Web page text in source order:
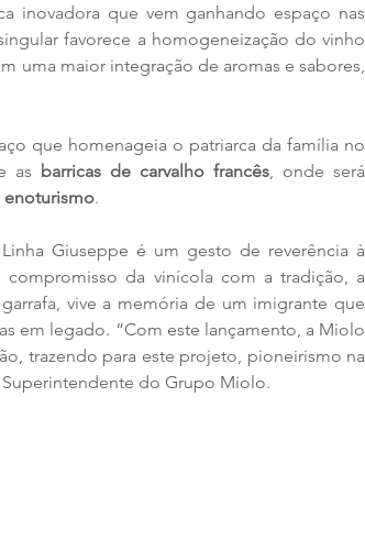
inovadora que vem ganhando espaço nas
favorece a homogeneização do vinho
uma maior integração de aromas e sabores,
as barricas de carvalho francês , onde será
enoturismo.
Giuseppe é um gesto de reverência à
da vinícola com a tradição, a
vive a memória de um imigrante que
em legado. “Com este lançamento, a Miolo
trazendo para este projeto, pioneirismo na
do Grupo Miolo.